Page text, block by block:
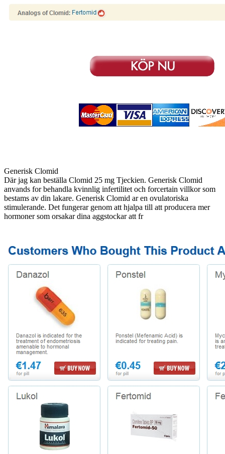
Generisk Clomid
Där jag kan beställa Clomid 25 mg Tjeckien. Generisk Clomid
anvands for behandla kvinnlig infertilitet och forcertain villkor som
bestams av din lakare. Generisk Clomid ar en ovulatoriska
stimulerande. Det fungerar genom att hjalpa till att producera mer
hormoner som orsakar dina aggstockar att fr